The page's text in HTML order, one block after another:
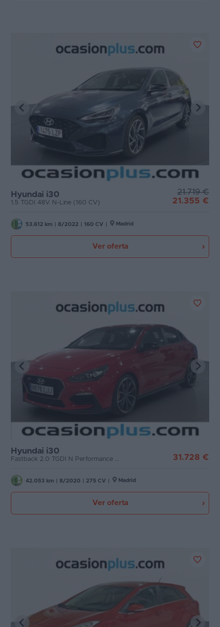
Hyundai i30
1.5 TGDI 48V N-Line (160 CV)
21.719 €
21.355 €
53.612 km 8/2022 160 CV Madrid
Ver oferta
Hyundai i30
Fastback 2.0 TGDI N Performance (275 CV) 31.728 €
42.053 km 8/2020 275 CV Madrid
Ver oferta